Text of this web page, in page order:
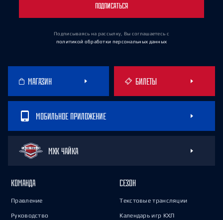
ПОДПИСАТЬСЯ
Подписываясь на рассылку, Вы соглашаетесь с
политикой обработки персональных данных
МАГАЗИН БИЛЕТЫ
МОБИЛЬНОЕ ПРИЛОЖЕНИЕ
МХК ЧАЙКА
КОМАНДА
Правление
Руководство
СЕЗОН
Текстовые трансляции
Календарь игр КХЛ